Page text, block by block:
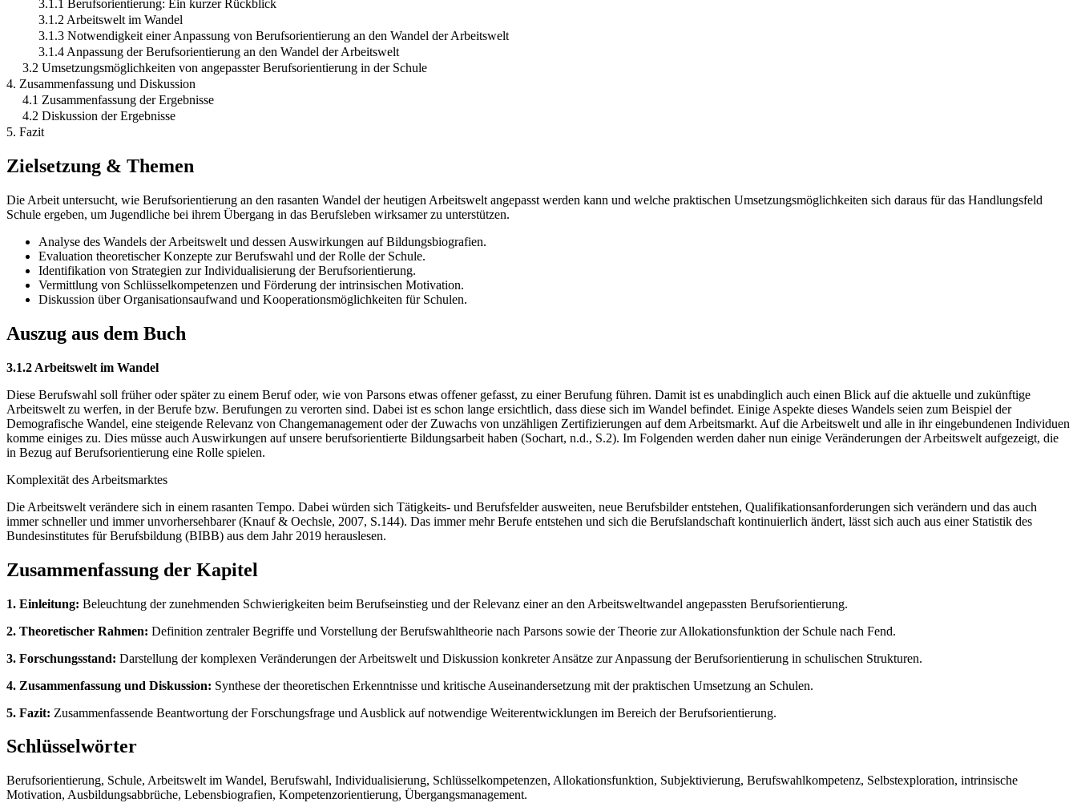
3.1.1 Berufsorientierung: Ein kurzer Rückblick
3.1.2 Arbeitswelt im Wandel
3.1.3 Notwendigkeit einer Anpassung von Berufsorientierung an den Wandel der Arbeitswelt
3.1.4 Anpassung der Berufsorientierung an den Wandel der Arbeitswelt
3.2 Umsetzungsmöglichkeiten von angepasster Berufsorientierung in der Schule
4. Zusammenfassung und Diskussion
4.1 Zusammenfassung der Ergebnisse
4.2 Diskussion der Ergebnisse
5. Fazit
Zielsetzung & Themen
Die Arbeit untersucht, wie Berufsorientierung an den rasanten Wandel der heutigen Arbeitswelt angepasst werden kann und welche praktischen Umsetzungsmöglichkeiten sich daraus für das Handlungsfeld
Schule ergeben, um Jugendliche bei ihrem Übergang in das Berufsleben wirksamer zu unterstützen.
Analyse des Wandels der Arbeitswelt und dessen Auswirkungen auf Bildungsbiografien.
Evaluation theoretischer Konzepte zur Berufswahl und der Rolle der Schule.
Identifikation von Strategien zur Individualisierung der Berufsorientierung.
Vermittlung von Schlüsselkompetenzen und Förderung der intrinsischen Motivation.
Diskussion über Organisationsaufwand und Kooperationsmöglichkeiten für Schulen.
Auszug aus dem Buch
3.1.2 Arbeitswelt im Wandel
Diese Berufswahl soll früher oder später zu einem Beruf oder, wie von Parsons etwas offener gefasst, zu einer Berufung führen. Damit ist es unabdinglich auch einen Blick auf die aktuelle und zukünftige
Arbeitswelt zu werfen, in der Berufe bzw. Berufungen zu verorten sind. Dabei ist es schon lange ersichtlich, dass diese sich im Wandel befindet. Einige Aspekte dieses Wandels seien zum Beispiel der
Demografische Wandel, eine steigende Relevanz von Changemanagement oder der Zuwachs von unzähligen Zertifizierungen auf dem Arbeitsmarkt. Auf die Arbeitswelt und alle in ihr eingebundenen Individuen
komme einiges zu. Dies müsse auch Auswirkungen auf unsere berufsorientierte Bildungsarbeit haben (Sochart, n.d., S.2). Im Folgenden werden daher nun einige Veränderungen der Arbeitswelt aufgezeigt, die
in Bezug auf Berufsorientierung eine Rolle spielen.
Komplexität des Arbeitsmarktes
Die Arbeitswelt verändere sich in einem rasanten Tempo. Dabei würden sich Tätigkeits- und Berufsfelder ausweiten, neue Berufsbilder entstehen, Qualifikationsanforderungen sich verändern und das auch
immer schneller und immer unvorhersehbarer (Knauf & Oechsle, 2007, S.144). Das immer mehr Berufe entstehen und sich die Berufslandschaft kontinuierlich ändert, lässt sich auch aus einer Statistik des
Bundesinstitutes für Berufsbildung (BIBB) aus dem Jahr 2019 herauslesen.
Zusammenfassung der Kapitel
1. Einleitung: Beleuchtung der zunehmenden Schwierigkeiten beim Berufseinstieg und der Relevanz einer an den Arbeitsweltwandel angepassten Berufsorientierung.
2. Theoretischer Rahmen: Definition zentraler Begriffe und Vorstellung der Berufswahltheorie nach Parsons sowie der Theorie zur Allokationsfunktion der Schule nach Fend.
3. Forschungsstand: Darstellung der komplexen Veränderungen der Arbeitswelt und Diskussion konkreter Ansätze zur Anpassung der Berufsorientierung in schulischen Strukturen.
4. Zusammenfassung und Diskussion: Synthese der theoretischen Erkenntnisse und kritische Auseinandersetzung mit der praktischen Umsetzung an Schulen.
5. Fazit: Zusammenfassende Beantwortung der Forschungsfrage und Ausblick auf notwendige Weiterentwicklungen im Bereich der Berufsorientierung.
Schlüsselwörter
Berufsorientierung, Schule, Arbeitswelt im Wandel, Berufswahl, Individualisierung, Schlüsselkompetenzen, Allokationsfunktion, Subjektivierung, Berufswahlkompetenz, Selbstexploration, intrinsische
Motivation, Ausbildungsabbrüche, Lebensbiografien, Kompetenzorientierung, Übergangsmanagement.